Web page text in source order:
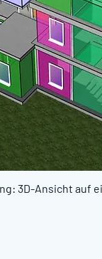
3D-Ansicht auf